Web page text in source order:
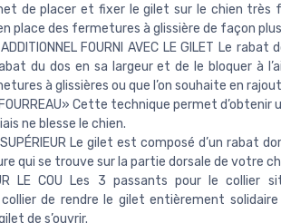
de placer et fixer le gilet sur le chien
place des fermetures à glissière de façon
ADDITIONNEL FOURNI AVEC LE GILET Le
du dos en sa largeur et de le bloquer à
à glissières ou que l’on souhaite en
Cette technique permet d’obtenir
ne blesse le chien.
SUPÉRIEUR Le gilet est composé d’un rabat
qui se trouve sur la partie dorsale de votre
LE COU Les 3 passants pour le collier
de rendre le gilet entièrement solidaire
de s’ouvrir.